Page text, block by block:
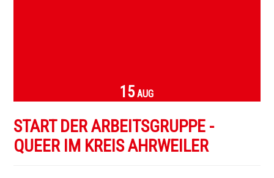
15 AUG
START DER ARBEITSGRUPPE -
QUEER IM KREIS AHRWEILER